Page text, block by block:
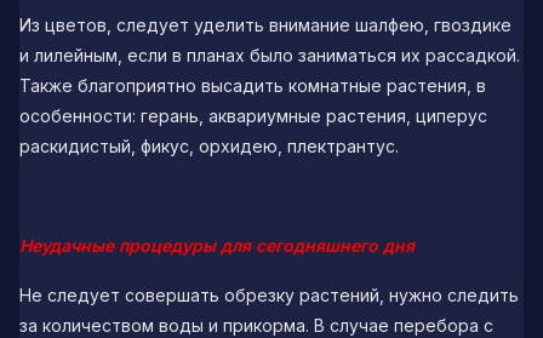
Из цветов, следует уделить внимание шалфею, гвоздике
и лилейным, если в планах было заниматься их рассадкой.
Также благоприятно высадить комнатные растения, в
особенности: герань, аквариумные растения, циперус
раскидистый, фикус, орхидею, плектрантус.
Неудачные процедуры для сегодняшнего дня
Не следует совершать обрезку растений, нужно следить
за количеством воды и прикорма. В случае перебора с